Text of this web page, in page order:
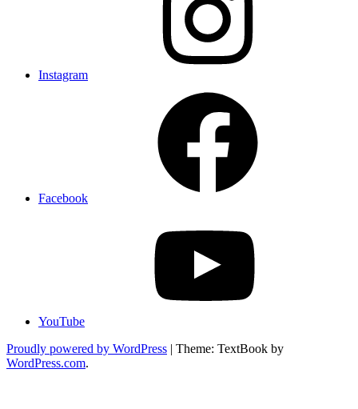
Instagram
Facebook
YouTube
Proudly powered by WordPress | Theme: TextBook by
WordPress.com.